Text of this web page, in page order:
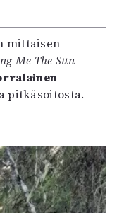
mittaisen
Me The Sun
pitkäsoitosta.